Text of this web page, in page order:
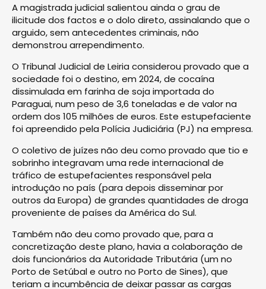
A magistrada judicial salientou ainda o grau de
ilicitude dos factos e o dolo direto, assinalando que o
arguido, sem antecedentes criminais, não
demonstrou arrependimento.
O Tribunal Judicial de Leiria considerou provado que a
sociedade foi o destino, em 2024, de cocaína
dissimulada em farinha de soja importada do
Paraguai, num peso de 3,6 toneladas e de valor na
ordem dos 105 milhões de euros. Este estupefaciente
foi apreendido pela Polícia Judiciária (PJ) na empresa.
O coletivo de juízes não deu como provado que tio e
sobrinho integravam uma rede internacional de
tráfico de estupefacientes responsável pela
introdução no país (para depois disseminar por
outros da Europa) de grandes quantidades de droga
proveniente de países da América do Sul.
Também não deu como provado que, para a
concretização deste plano, havia a colaboração de
dois funcionários da Autoridade Tributária (um no
Porto de Setúbal e outro no Porto de Sines), que
teriam a incumbência de deixar passar as cargas